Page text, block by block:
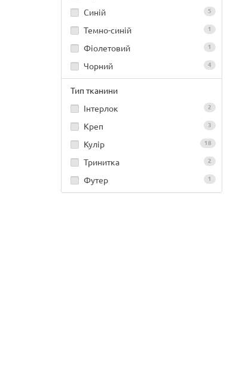
Синій 5
Темно-синій 1
Фіолетовий 1
Чорний 4
Тип тканини
Інтерлок
2
Креп 3
Кулір 18
Тринитка 2
Футер 1